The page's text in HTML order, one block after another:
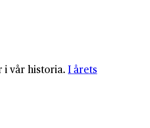
i vår historia. I årets